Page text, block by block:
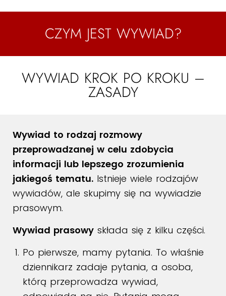
CZYM JEST WYWIAD?
WYWIAD KROK PO KROKU –
ZASADY
Wywiad to rodzaj rozmowy
przeprowadzanej w celu zdobycia
informacji lub lepszego zrozumienia
jakiegoś tematu. Istnieje wiele rodzajów
wywiadów, ale skupimy się na wywiadzie
prasowym.
Wywiad prasowy składa się z kilku części.
Po pierwsze, mamy pytania. To właśnie
dziennikarz zadaje pytania, a osoba,
którą przeprowadza wywiad,